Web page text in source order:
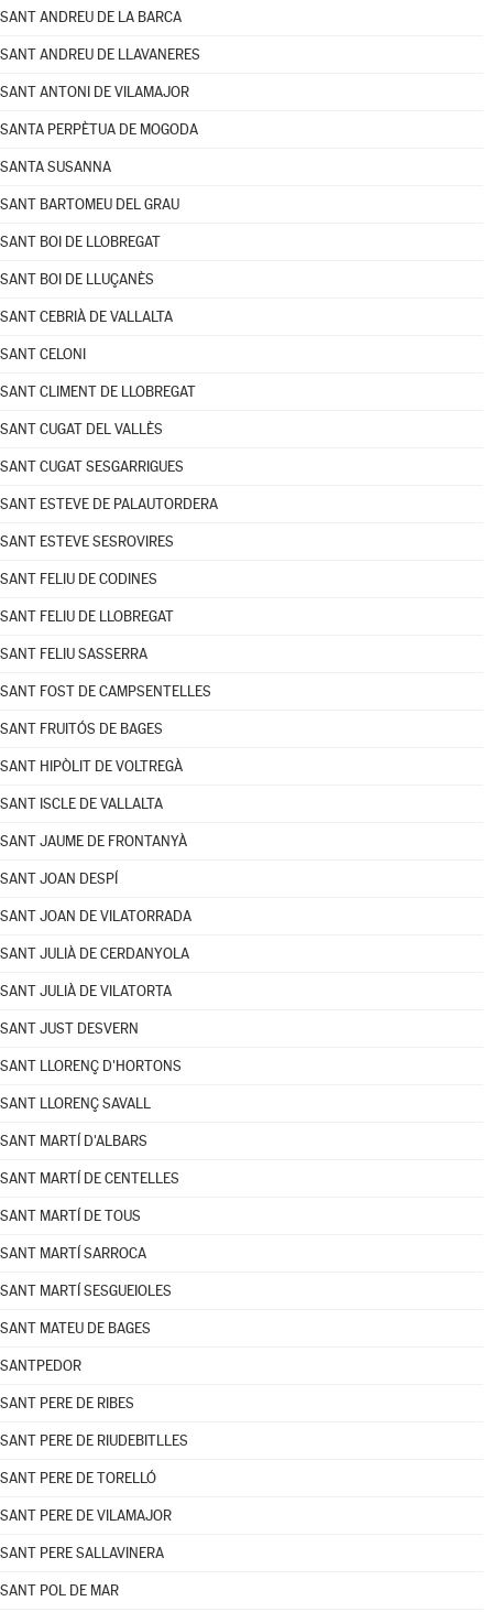
SANT ANDREU DE LA BARCA
SANT ANDREU DE LLAVANERES
SANT ANTONI DE VILAMAJOR
SANTA PERPÈTUA DE MOGODA
SANTA SUSANNA
SANT BARTOMEU DEL GRAU
SANT BOI DE LLOBREGAT
SANT BOI DE LLUÇANÈS
SANT CEBRIÀ DE VALLALTA
SANT CELONI
SANT CLIMENT DE LLOBREGAT
SANT CUGAT DEL VALLÈS
SANT CUGAT SESGARRIGUES
SANT ESTEVE DE PALAUTORDERA
SANT ESTEVE SESROVIRES
SANT FELIU DE CODINES
SANT FELIU DE LLOBREGAT
SANT FELIU SASSERRA
SANT FOST DE CAMPSENTELLES
SANT FRUITÓS DE BAGES
SANT HIPÒLIT DE VOLTREGÀ
SANT ISCLE DE VALLALTA
SANT JAUME DE FRONTANYÀ
SANT JOAN DESPÍ
SANT JOAN DE VILATORRADA
SANT JULIÀ DE CERDANYOLA
SANT JULIÀ DE VILATORTA
SANT JUST DESVERN
SANT LLORENÇ D'HORTONS
SANT LLORENÇ SAVALL
SANT MARTÍ D'ALBARS
SANT MARTÍ DE CENTELLES
SANT MARTÍ DE TOUS
SANT MARTÍ SARROCA
SANT MARTÍ SESGUEIOLES
SANT MATEU DE BAGES
SANTPEDOR
SANT PERE DE RIBES
SANT PERE DE RIUDEBITLLES
SANT PERE DE TORELLÓ
SANT PERE DE VILAMAJOR
SANT PERE SALLAVINERA
SANT POL DE MAR